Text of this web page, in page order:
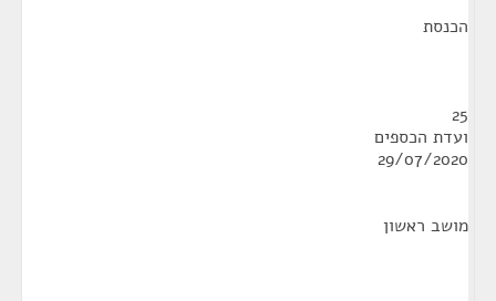
הכנסת
25
ועדת הכספים
29/07/2020
מושב ראשון